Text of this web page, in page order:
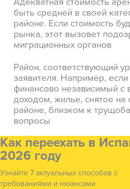
быть средней в своей
районе. Если стоимость
рынка, этот вызовет
миграционных органов
Район, соответствующий
заявителя. Например,
финансово независимый
доходом, жилье, снятое на
районе, близком к
вопросы
Как переехать в
2026 году
Узнайте 7 актуальных способов с
требованиями и нюансами